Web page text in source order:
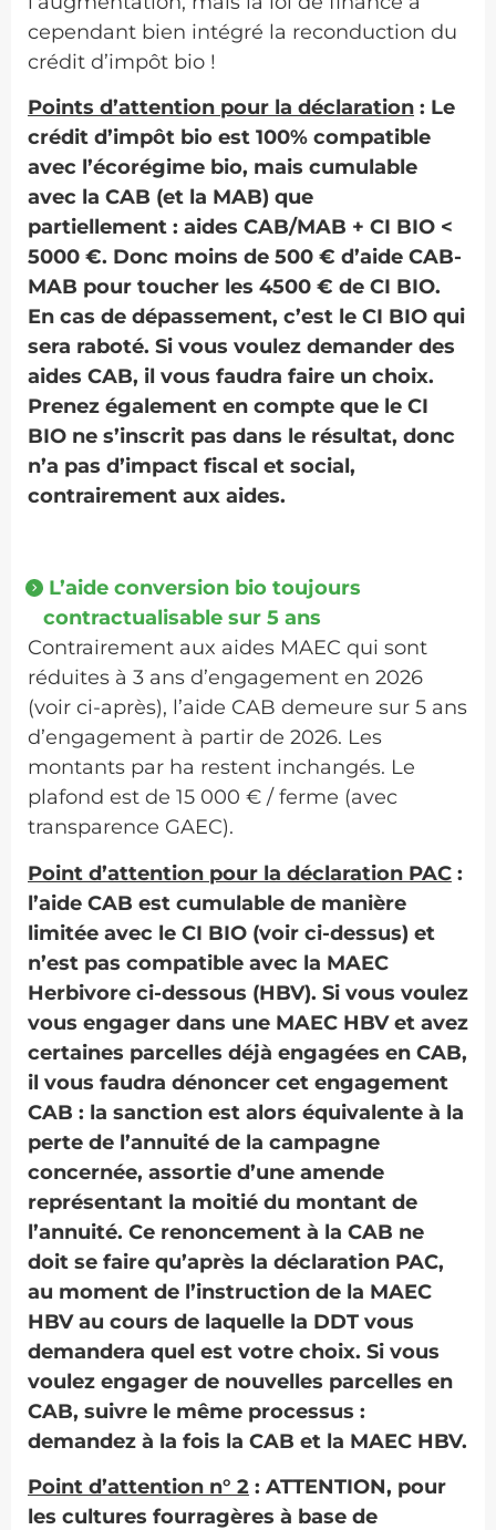
cependant bien intégré la reconduction du
crédit d’impôt bio !
Points d’attention pour la déclaration : Le
crédit d’impôt bio est 100% compatible
avec l’écorégime bio, mais cumulable
avec la CAB (et la MAB) que
partiellement : aides CAB/MAB + CI BIO <
5000 €. Donc moins de 500 € d’aide CAB-
MAB pour toucher les 4500 € de CI BIO.
En cas de dépassement, c’est le CI BIO qui
sera raboté. Si vous voulez demander des
aides CAB, il vous faudra faire un choix.
Prenez également en compte que le CI
BIO ne s’inscrit pas dans le résultat, donc
n’a pas d’impact fiscal et social,
contrairement aux aides.
L’aide conversion bio toujours
contractualisable sur 5 ans
Contrairement aux aides MAEC qui sont
réduites à 3 ans d’engagement en 2026
(voir ci-après), l’aide CAB demeure sur 5 ans
d’engagement à partir de 2026. Les
montants par ha restent inchangés. Le
plafond est de 15 000 € / ferme (avec
transparence GAEC).
Point d’attention pour la déclaration PAC :
l’aide CAB est cumulable de manière
limitée avec le CI BIO (voir ci-dessus) et
n’est pas compatible avec la MAEC
Herbivore ci-dessous (HBV). Si vous voulez
vous engager dans une MAEC HBV et avez
certaines parcelles déjà engagées en CAB,
il vous faudra dénoncer cet engagement
CAB : la sanction est alors équivalente à la
perte de l’annuité de la campagne
concernée, assortie d’une amende
représentant la moitié du montant de
l’annuité. Ce renoncement à la CAB ne
doit se faire qu’après la déclaration PAC,
au moment de l’instruction de la MAEC
HBV au cours de laquelle la DDT vous
demandera quel est votre choix. Si vous
voulez engager de nouvelles parcelles en
CAB, suivre le même processus :
demandez à la fois la CAB et la MAEC HBV.
Point d’attention n° 2 : ATTENTION, pour
les cultures fourragères à base de